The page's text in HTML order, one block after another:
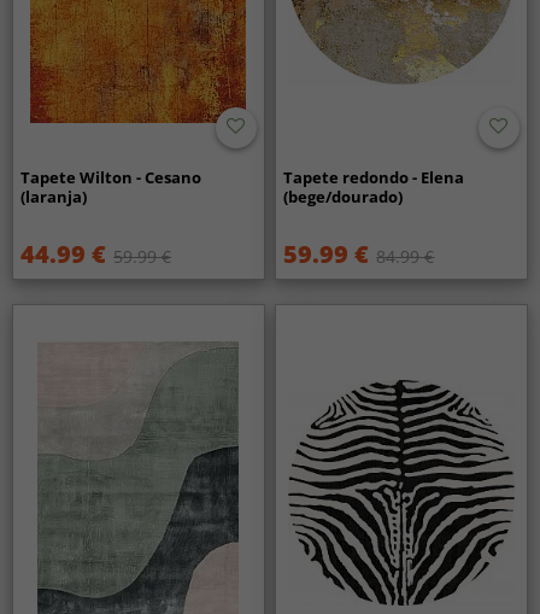
Tapete Wilton - Cesano
(laranja)
44.99 € 59.99 €
Tapete redondo - Elena
(bege/dourado)
59.99 € 84.99 €